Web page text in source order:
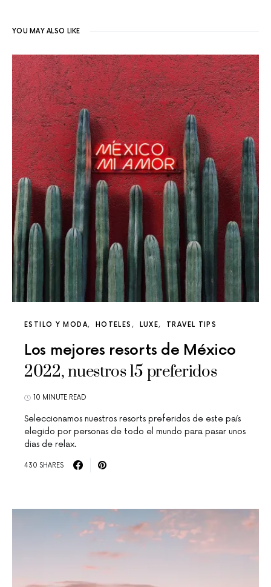
YOU MAY ALSO LIKE
ESTILO Y MODA HOTELES LUXE TRAVEL TIPS
Los mejores resorts de México
2022, nuestros 15 preferidos
10 MINUTE READ
Seleccionamos nuestros resorts preferidos de este país
elegido por personas de todo el mundo para pasar unos
dias de relax.
430 SHARES